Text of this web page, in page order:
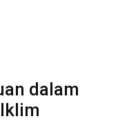
dalam